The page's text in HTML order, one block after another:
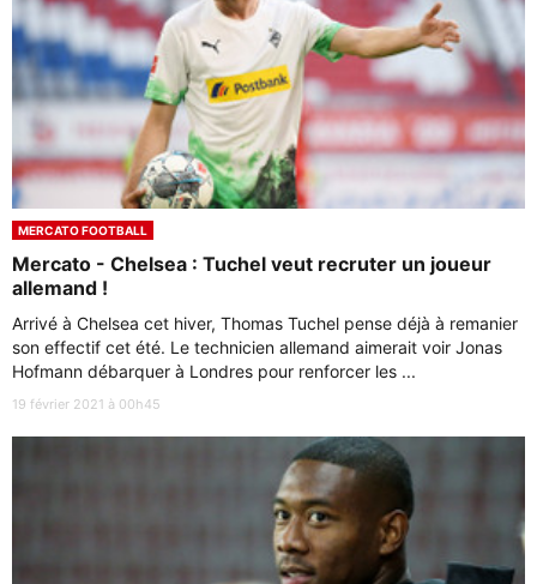
MERCATO FOOTBALL
Mercato - Chelsea : Tuchel veut recruter un joueur
allemand !
Arrivé à Chelsea cet hiver, Thomas Tuchel pense déjà à remanier
son effectif cet été. Le technicien allemand aimerait voir Jonas
Hofmann débarquer à Londres pour renforcer les ...
19 février 2021 à 00h45